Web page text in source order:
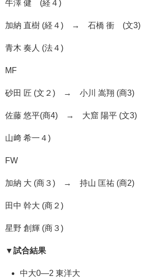
牛澤 健 (経４)
加納 直樹 (経４) → 石橋 衝 (文3)
青木 奏人 (法４)
MF
砂田 匠 (文２) → 小川 嵩翔 (商3)
佐藤 悠平(商4) → 大窟 陽平 (文3)
山﨑 希一４)
FW
加納 大 (商３) → 持山 匡祐 (商2)
田中 幹大 (商２)
星野 創輝 (商３)
▼試合結果
中大0―2 東洋大